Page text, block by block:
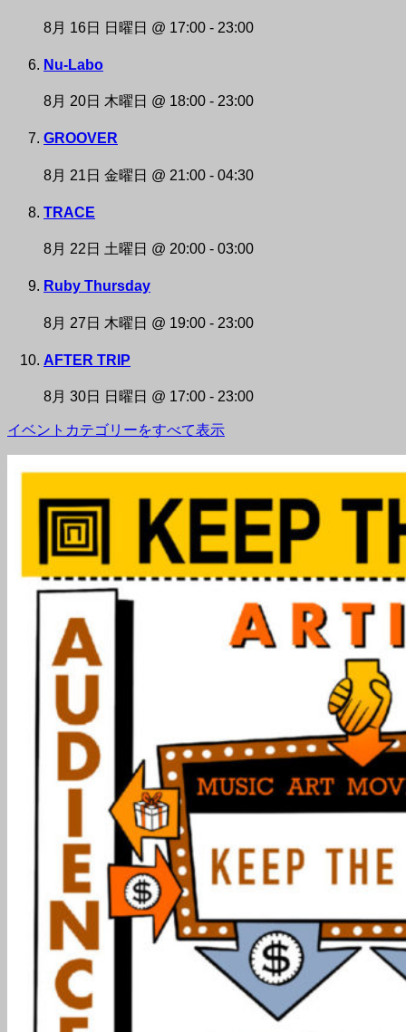
8月 16日 日曜日 @ 17:00 - 23:00
Nu-Labo
8月 20日 木曜日 @ 18:00 - 23:00
GROOVER
8月 21日 金曜日 @ 21:00 - 04:30
TRACE
8月 22日 土曜日 @ 20:00 - 03:00
Ruby Thursday
8月 27日 木曜日 @ 19:00 - 23:00
AFTER TRIP
8月 30日 日曜日 @ 17:00 - 23:00
イベントカテゴリーをすべて表示